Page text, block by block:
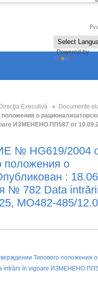
Powered by
Executivă » Documente
о
ИЗМЕНЕНО ПП587 от
№ HG619/2004
положения о
:
№ 782 Data
МО482-485/